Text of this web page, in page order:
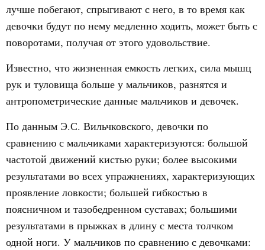
лучше побегают, спрыгивают с него, в то время как
девочки будут по нему медленно ходить, может быть с
поворотами, получая от этого удовольствие.
Известно, что жизненная емкость легких, сила мышц
рук и туловища больше у мальчиков, разнятся и
антропометрические данные мальчиков и девочек.
По данным Э.С. Вильчковского, девочки по
сравнению с мальчиками характеризуются: большой
частотой движений кистью руки; более высокими
результатами во всех упражнениях, характеризующих
проявление ловкости; большей гибкостью в
поясничном и тазобедренном суставах; большими
результатами в прыжках в длину с места толчком
одной ноги. У мальчиков по сравнению с девочками: